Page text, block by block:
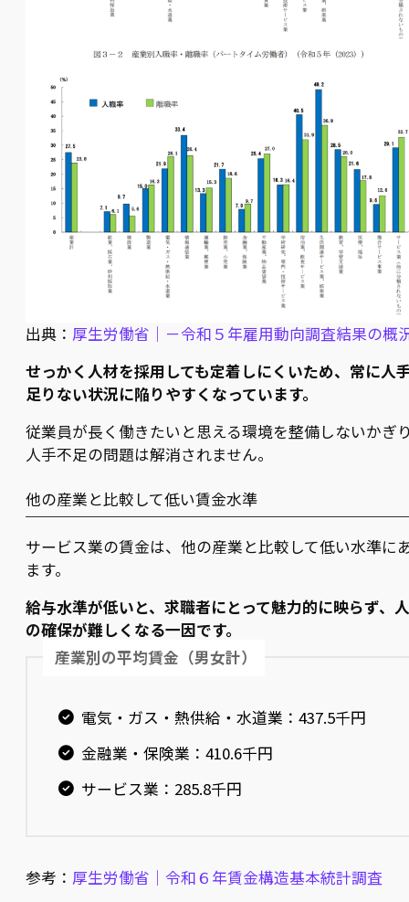
出典： 厚生労働省｜－令和５年雇用動向調査結果の概
せっかく人材を採用しても定着しにくいため、常に人
足りない状況に陥りやすくなっています。
従業員が長く働きたいと思える環境を整備しないかぎ
人手不足の問題は解消されません。
他の産業と比較して低い賃金水準
サービス業の賃金は、他の産業と比較して低い水準に
ます。
給与水準が低いと、求職者にとって魅力的に映らず、
の確保が難しくなる一因です。
産業別の平均賃金（男女計）
電気・ガス・熱供給・水道業：437.5千円
金融業・保険業：410.6千円
サービス業：285.8千円
参考： 厚生労働省｜令和６年賃金構造基本統計調査